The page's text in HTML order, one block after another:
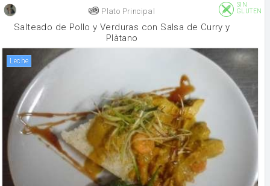
Plato Principal
SIN
GLUTEN
Salteado de Pollo y Verduras con Salsa de Curry y
Plàtano
leche